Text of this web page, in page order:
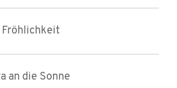
Fröhlichkeit
an die Sonne